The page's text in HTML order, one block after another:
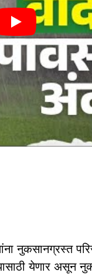
नुकसानग्रस्त
येणार असून